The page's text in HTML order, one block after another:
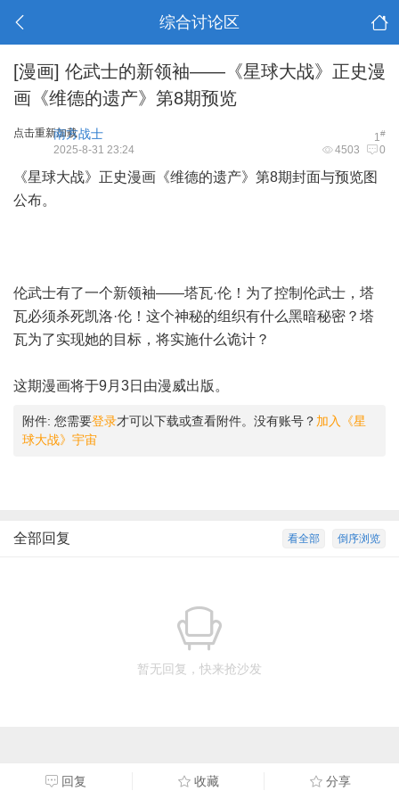
综合讨论区
[漫画] 伦武士的新领袖——《星球大战》正史漫
画《维德的遗产》第8期预览
点击重新加载 1#
南方战士
4503 0
2025-8-31 23:24
《星球大战》正史漫画《维德的遗产》第8期封面与预览图
公布。
伦武士有了一个新领袖——塔瓦·伦！为了控制伦武士，塔
瓦必须杀死凯洛·伦！这个神秘的组织有什么黑暗秘密？塔
瓦为了实现她的目标，将实施什么诡计？
这期漫画将于9月3日由漫威出版。
附件: 您需要登录才可以下载或查看附件。没有账号？ 加入《星
球大战》宇宙
倒序浏览
看全部
全部回复
暂无回复，快来抢沙发
回复 收藏 分享